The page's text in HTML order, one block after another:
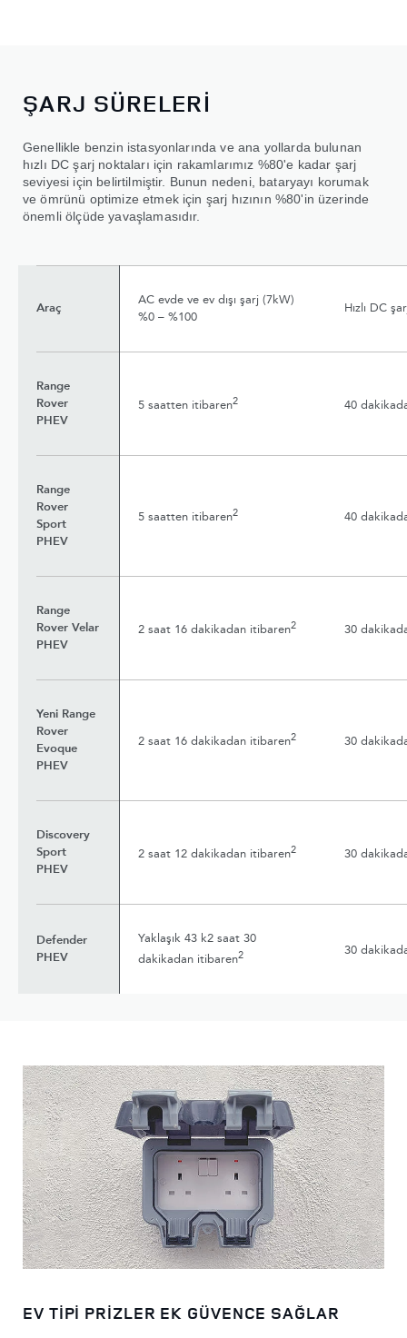
ŞARJ SÜRELERİ
Genellikle benzin istasyonlarında ve ana yollarda bulunan
hızlı DC şarj noktaları için rakamlarımız %80'e kadar şarj
seviyesi için belirtilmiştir. Bunun nedeni, bataryayı korumak
ve ömrünü optimize etmek için şarj hızının %80'in üzerinde
önemli ölçüde yavaşlamasıdır.
Araç
AC evde ve ev dışı şarj (7kW)
%0 – %100
Hızlı DC
Range
Rover
PHEV
5 saatten itibaren2 40
Range
Rover
Sport
PHEV
5 saatten itibaren2 40
Range
Rover Velar
PHEV
2 saat 16 dakikadan itibaren2 30
Yeni Range
Rover
Evoque
PHEV
2 saat 16 dakikadan itibaren2 30
Discovery
Sport
PHEV
2 saat 12 dakikadan itibaren2 30
Defender
PHEV
Yaklaşık 43 k2 saat 30
dakikadan itibaren2 30
EV TİPİ PRİZLER EK GÜVENCE SAĞLAR